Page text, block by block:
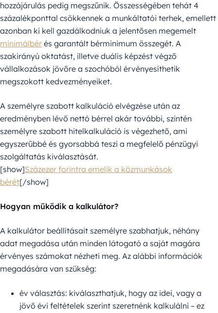
hozzájárulás pedig megszűnik. Összességében tehát 4
százalékponttal csökkennek a munkáltatói terhek, emellett
azonban ki kell gazdálkodniuk a jelentősen megemelt
minimálbér és garantált bérminimum összegét. A
szakirányú oktatást, illetve duális képzést végző
vállalkozások jövőre a szochóból érvényesíthetik
megszokott kedvezményeiket.
A személyre szabott kalkuláció elvégzése után az
eredményben lévő nettó bérrel akár további, szintén
személyre szabott hitelkalkuláció is végezhető, ami
egyszerűbbé és gyorsabbá teszi a megfelelő pénzügyi
szolgáltatás kiválasztását.
[show]Százezer forintra emelik a közmunkások
bérét[/show]
Hogyan működik a kalkulátor?
A kalkulátor beállításait személyre szabhatjuk, néhány
adat megadása után minden látogató a saját magára
érvényes számokat nézheti meg. Az alábbi információk
megadására van szükség:
év választás: kiválaszthatjuk, hogy az idei, vagy a
jövő évi feltételek szerint szeretnénk kalkulálni – ez